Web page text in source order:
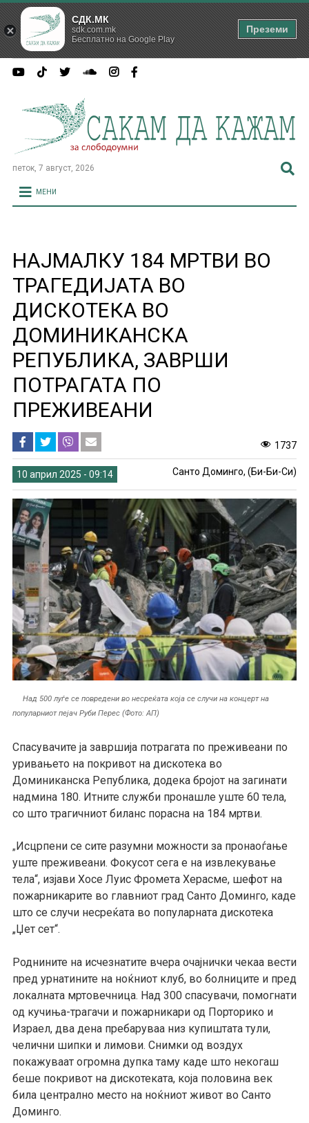
петок, 7 август, 2026
МЕНИ
НАЈМАЛКУ 184 МРТВИ ВО
ТРАГЕДИЈАТА ВО
ДИСКОТЕКА ВО
ДОМИНИКАНСКА
РЕПУБЛИКА, ЗАВРШИ
ПОТРАГАТА ПО
ПРЕЖИВЕАНИ
1737
10 април 2025 - 09:14 Санто Доминго, (Би-Би-Си)
Над 500 луѓе се повредени во несреќата која се случи на концерт на
популарниот пејач Руби Перес (Фото: АП)
Спасувачите ја завршија потрагата по преживеани по
уривањето на покривот на дискотека во
Доминиканска Република, додека бројот на загинати
надмина 180. Итните служби пронашле уште 60 тела,
со што трагичниот биланс порасна на 184 мртви.
„ Исцрпени се сите разумни можности за пронаоѓање
уште преживеани. Фокусот сега е на извлекување
тела“, изјави Хосе Луис Фромета Херасме, шефот на
пожарникарите во главниот град Санто Доминго, каде
што се случи несреќата во популарната дискотека
„Џет сет“.
Роднините на исчезнатите вчера очајнички чекаа вести
пред урнатините на ноќниот клуб, во болниците и пред
локалната мртовечница. Над 300 спасувачи, помогнати
од кучиња-трагачи и пожарникари од Порторико и
Израел, два дена пребаруваа низ купиштата тули,
челични шипки и лимови. Снимки од воздух
покажуваат огромна дупка таму каде што некогаш
беше покривот на дискотеката, која половина век
била централно место на ноќниот живот во Санто
Доминго.
СДК.МК
sdk.com.mk
Бесплатно на Google Play
Преземи